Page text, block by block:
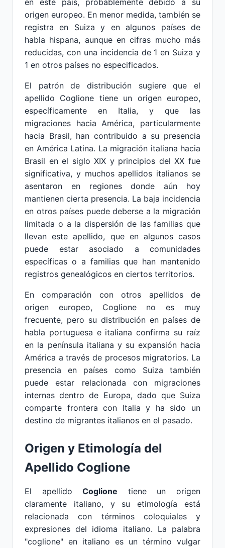
en este país, probablemente debido a su
origen europeo. En menor medida, también se
registra en Suiza y en algunos países de
habla hispana, aunque en cifras mucho más
reducidas, con una incidencia de 1 en Suiza y
1 en otros países no especificados.
El patrón de distribución sugiere que el
apellido Coglione tiene un origen europeo,
específicamente en Italia, y que las
migraciones hacia América, particularmente
hacia Brasil, han contribuido a su presencia
en América Latina. La migración italiana hacia
Brasil en el siglo XIX y principios del XX fue
significativa, y muchos apellidos italianos se
asentaron en regiones donde aún hoy
mantienen cierta presencia. La baja incidencia
en otros países puede deberse a la migración
limitada o a la dispersión de las familias que
llevan este apellido, que en algunos casos
puede estar asociado a comunidades
específicas o a familias que han mantenido
registros genealógicos en ciertos territorios.
En comparación con otros apellidos de
origen europeo, Coglione no es muy
frecuente, pero su distribución en países de
habla portuguesa e italiana confirma su raíz
en la península italiana y su expansión hacia
América a través de procesos migratorios. La
presencia en países como Suiza también
puede estar relacionada con migraciones
internas dentro de Europa, dado que Suiza
comparte frontera con Italia y ha sido un
destino de migrantes italianos en el pasado.
Origen y Etimología del
Apellido Coglione
El apellidoCoglione tiene un origen
claramente italiano, y su etimología está
relacionada con términos coloquiales y
expresiones del idioma italiano. La palabra
"coglione" en italiano es un término vulgar